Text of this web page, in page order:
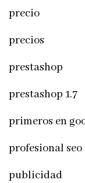
precio
precios
prestashop
prestashop 1.7
primeros en
profesional seo
publicidad